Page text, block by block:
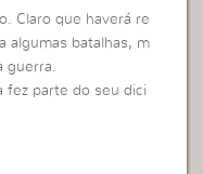
Claro que haverá re
algumas batalhas, m
guerra.
fez parte do seu dici